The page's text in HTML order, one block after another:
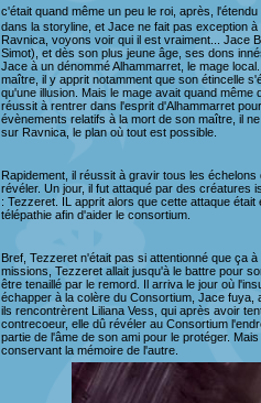
c'était quand même un peu le roi, après,
dans la storyline, et Jace ne fait pas exception
Ravnica, voyons voir qui il est vraiment... Jace
Simot), et dès son plus jeune âge, ses dons
Jace à un dénommé Alhammarret, le mage
maître, il y apprit notamment que son étincelle
qu'une illusion. Mais le mage avait quand
réussit à rentrer dans l'esprit d'Alhammarret
évènements relatifs à la mort de son maître, il
sur Ravnica, le plan où tout est possible.
Rapidement, il réussit à gravir tous les
révéler. Un jour, il fut attaqué par des créatures
: Tezzeret. IL apprit alors que cette attaque
télépathie afin d'aider le consortium.
Bref, Tezzeret n'était pas si attentionné que ça
missions, Tezzeret allait jusqu'à le battre pour
être tenaillé par le remord. Il arriva le jour où
échapper à la colère du Consortium, Jace
ils rencontrèrent Liliana Vess, qui après avoir
contrecoeur, elle dû révéler au Consortium
partie de l'âme de son ami pour le protéger.
conservant la mémoire de l'autre.